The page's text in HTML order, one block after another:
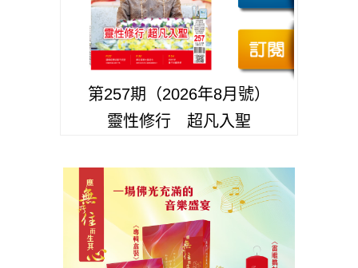
第257期（2026年8月號）
靈性修行 超凡入聖